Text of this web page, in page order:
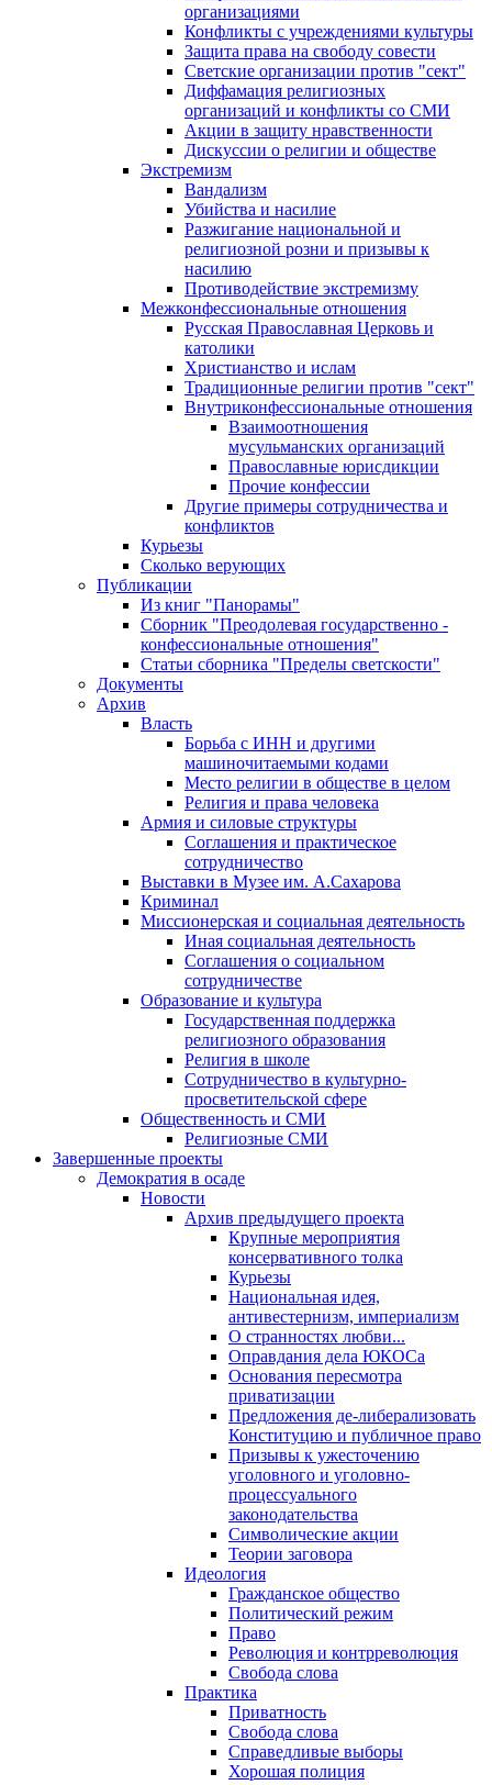
организациями
Конфликты с учреждениями культуры
Защита права на свободу совести
Светские организации против "сект"
Диффамация религиозных
организаций и конфликты со СМИ
Акции в защиту нравственности
Дискуссии о религии и обществе
Экстремизм
Вандализм
Убийства и насилие
Разжигание национальной и
религиозной розни и призывы к
насилию
Противодействие экстремизму
Межконфессиональные отношения
Русская Православная Церковь и
католики
Христианство и ислам
Традиционные религии против "сект"
Внутриконфессиональные отношения
Взаимоотношения
мусульманских организаций
Православные юрисдикции
Прочие конфессии
Другие примеры сотрудничества и
конфликтов
Курьезы
Сколько верующих
Публикации
Из книг "Панорамы"
Сборник "Преодолевая государственно -
конфессиональные отношения"
Статьи сборника "Пределы светскости"
Документы
Архив
Власть
Борьба с ИНН и другими
машиночитаемыми кодами
Место религии в обществе в целом
Религия и права человека
Армия и силовые структуры
Соглашения и практическое
сотрудничество
Выставки в Музее им. А.Сахарова
Криминал
Миссионерская и социальная деятельность
Иная социальная деятельность
Соглашения о социальном
сотрудничестве
Образование и культура
Государственная поддержка
религиозного образования
Религия в школе
Сотрудничество в культурно-
просветительской сфере
Общественность и СМИ
Религиозные СМИ
Завершенные проекты
Демократия в осаде
Новости
Архив предыдущего проекта
Крупные мероприятия
консервативного толка
Курьезы
Национальная идея,
антивестернизм, империализм
О странностях любви...
Оправдания дела ЮКОСа
Основания пересмотра
приватизации
Предложения де-либерализовать
Конституцию и публичное право
Призывы к ужесточению
уголовного и уголовно-
процессуального
законодательства
Символические акции
Теории заговора
Идеология
Гражданское общество
Политический режим
Право
Революция и контрреволюция
Свобода слова
Практика
Приватность
Свобода слова
Справедливые выборы
Хорошая полиция